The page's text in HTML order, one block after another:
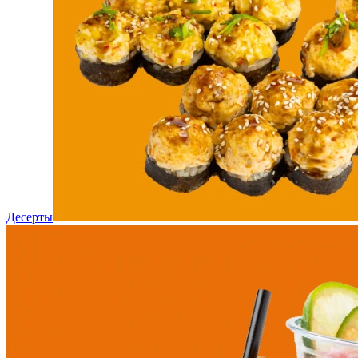
Десерты